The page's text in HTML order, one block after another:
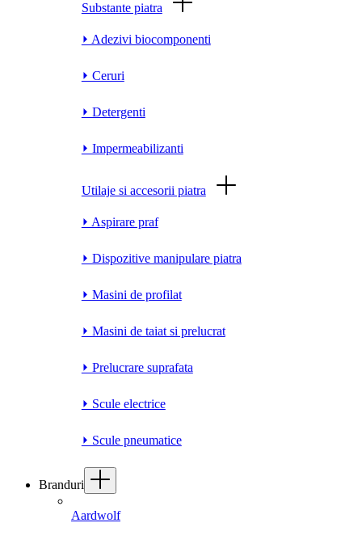
Substante piatra
⏵ Adezivi biocomponenti
⏵ Ceruri
⏵ Detergenti
⏵ Impermeabilizanti
Utilaje si accesorii piatra
⏵ Aspirare praf
⏵ Dispozitive manipulare piatra
⏵ Masini de profilat
⏵ Masini de taiat si prelucrat
⏵ Prelucrare suprafata
⏵ Scule electrice
⏵ Scule pneumatice
Branduri
Aardwolf